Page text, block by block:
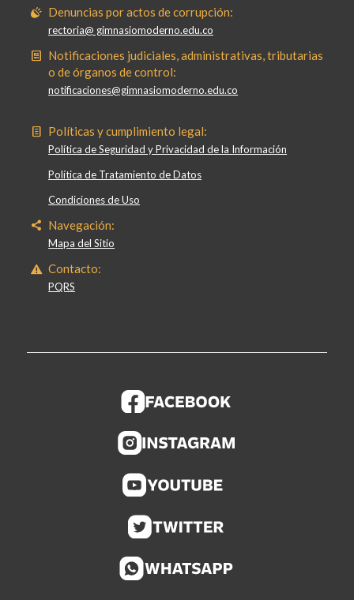
Denuncias por actos de corrupción:
rectoria@ gimnasiomoderno.edu.co
Notificaciones judiciales, administrativas, tributarias
o de órganos de control:
notificaciones@gimnasiomoderno.edu.co
Políticas y cumplimiento legal:
Política de Seguridad y Privacidad de la Información
Política de Tratamiento de Datos
Condiciones de Uso
Navegación:
Mapa del Sitio
Contacto:
PQRS